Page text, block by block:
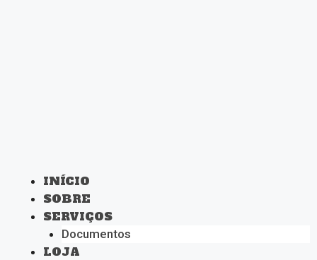
INÍCIO
SOBRE
SERVIÇOS
Documentos
LOJA